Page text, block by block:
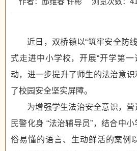
近日，双桥镇以“筑牢安全防
式走进中小学校，开展“开学第一
动，进一步提升了师生的法治意
了校园安全坚实屏障。
为增强学生法治安全意识，营
民警化身 “法治辅导员”，结合中
俗易懂的语言、生动鲜活的案例